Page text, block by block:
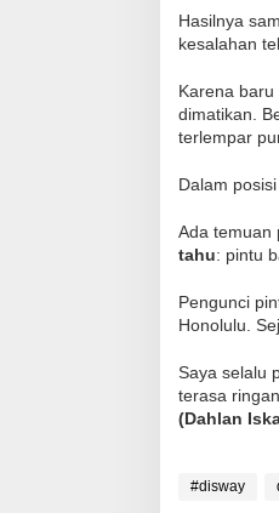
Hasilnya
kesalahan
Karena baru
dimatikan.
terlempar
Dalam
Ada temuan
tahu: pintu
Pengunci
Honolulu.
Saya selalu
terasa
(Dahlan
#disway